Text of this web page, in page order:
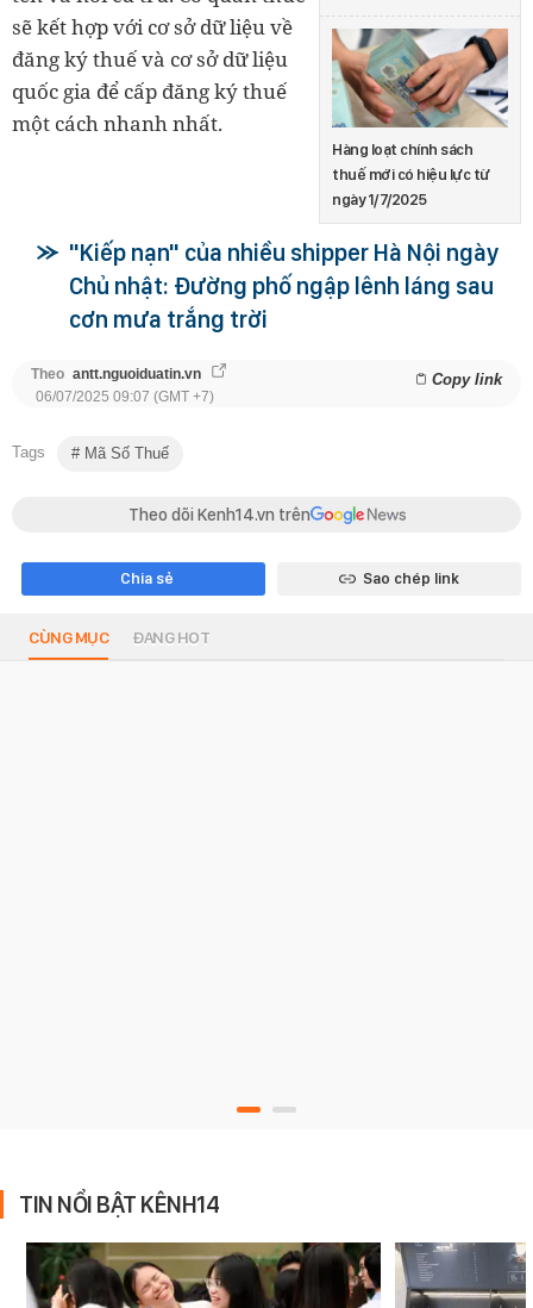
Hàng loạt chính sách
thuế mới có hiệu lực từ
ngày 1/7/2025
sẽ kết hợp với cơ sở dữ liệu về
đăng ký thuế và cơ sở dữ liệu
quốc gia để cấp đăng ký thuế
một cách nhanh nhất.
"Kiếp nạn" của nhiều shipper Hà Nội ngày
Chủ nhật: Đường phố ngập lênh láng sau
cơn mưa trắng trời
Theo antt.nguoiduatin.vn Copy link
06/07/2025 09:07 (GMT +7)
Tags Mã Số Thuế
Theo dõi Kenh14.vn trên
Chia sẻ Sao chép link
CÙNG MỤC ĐANG HOT
TIN NỔI BẬT KÊNH14